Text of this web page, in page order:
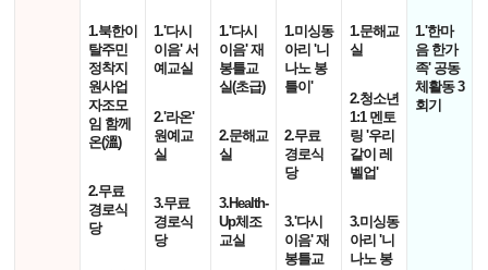
1.북한이
탈주민
정착지
원사업
자조모
임 함께
온(溫)
2.무료
경로식
당
1.'다시
이음' 서
예교실
2.'라온'
원예교
실
3.무료
경로식
당
1.'다시
이음' 재
봉틀교
실(초급)
2.문해교
실
3.Health-
Up체조
교실
1.미싱동
아리 '니
나노 봉
틀이'
2.무료
경로식
당
3.'다시
이음' 재
봉틀교
1.문해교
실
2.청소년
1:1 멘토
링 '우리
같이 레
벨업'
3.미싱동
아리 '니
나노 봉
1.'한마
음 한가
족' 공동
체활동 3
회기